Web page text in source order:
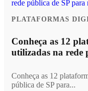
PLATAFORMAS
Conheça as 12
utilizadas na rede
Conheça as 12
pública de SP para...